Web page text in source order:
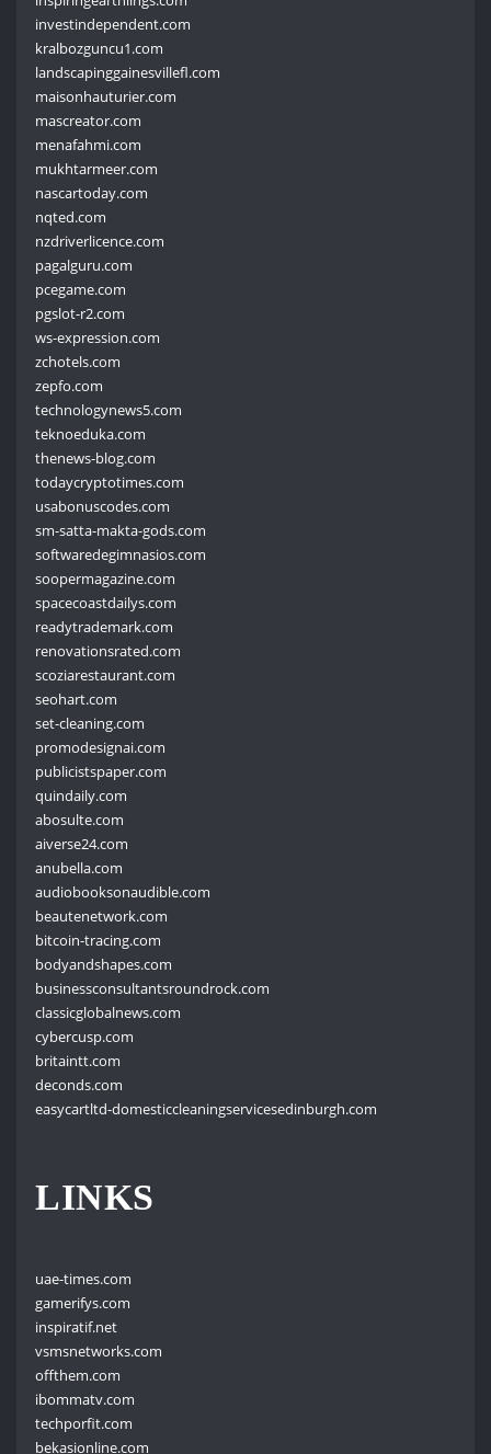
investindependent.com
kralbozguncu1.com
landscapinggainesvillefl.com
maisonhauturier.com
mascreator.com
menafahmi.com
mukhtarmeer.com
nascartoday.com
nqted.com
nzdriverlicence.com
pagalguru.com
pcegame.com
pgslot-r2.com
ws-expression.com
zchotels.com
zepfo.com
technologynews5.com
teknoeduka.com
thenews-blog.com
todaycryptotimes.com
usabonuscodes.com
sm-satta-makta-gods.com
softwaredegimnasios.com
soopermagazine.com
spacecoastdailys.com
readytrademark.com
renovationsrated.com
scoziarestaurant.com
seohart.com
set-cleaning.com
promodesignai.com
publicistspaper.com
quindaily.com
abosulte.com
aiverse24.com
anubella.com
audiobooksonaudible.com
beautenetwork.com
bitcoin-tracing.com
bodyandshapes.com
businessconsultantsroundrock.com
classicglobalnews.com
cybercusp.com
britaintt.com
deconds.com
easycartltd-domesticcleaningservicesedinburgh.com
LINKS
uae-times.com
gamerifys.com
inspiratif.net
vsmsnetworks.com
offthem.com
ibommatv.com
techporfit.com
bekasionline.com